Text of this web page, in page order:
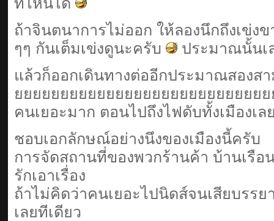
ถ้าจินตนาการไม่ออก ให้ลองนึกถึงเข่ง
ๆๆ กันเต็มเข่งดูนะครับ
ประมาณนั้น
แล้วก็ออกเดินทางต่ออีกประมาณสองส
ยยยยยยยยยยยยยยยยยยยยยยยยยยย
คนเยอะมาก ตอนไปถึงไฟดับทั้งเมืองเ
ชอบเอกลักษณ์อย่างนึงของเมืองนี้ครับ
การจัดสถานที่ของพวกร้านค้า บ้านเรื
รักเอาเรื่อง
ถ้าไม่คิดว่าคนเยอะไปนิดส์จนเสียบรรย
เลยทีเดียว